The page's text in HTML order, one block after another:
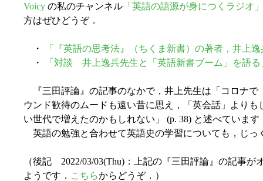
Voicy の私のチャンネル 「英語の語源が身につくラジオ」
方はぜひどうぞ．
・
「『英語の思考法』（ちくま新書）の著者，井上
・
「対談 井上逸兵先生と「英語新書ブーム」を語る
『三田評論』の記事のなかで，井上先生は「コロナで
ウンド歓待のムードも遠い昔に思え，「英会話」より
い世代で増えたのかもしれない」 (p. 38) と述べています
英語の勉強と合わせて英語史の学習についても，じっ
（後記 2022/03/03(Thu)：上記の『三田評論』の記事
ようです． こちらからどうぞ．）